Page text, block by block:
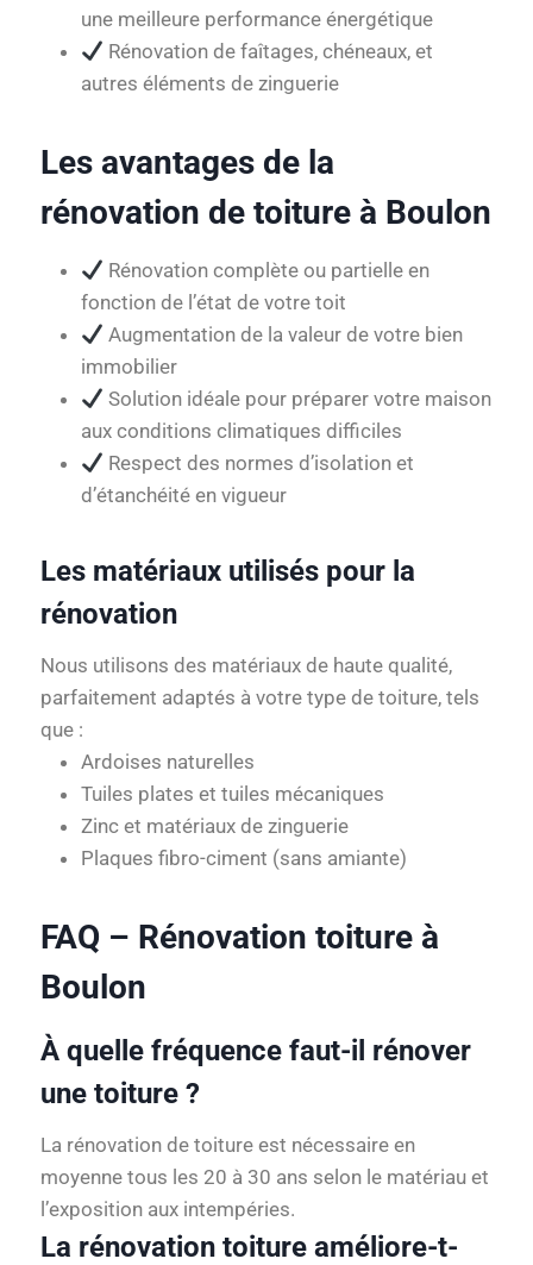
une meilleure performance énergétique
Rénovation de faîtages, chéneaux, et
autres éléments de zinguerie
Les avantages de la
rénovation de toiture à Boulon
Rénovation complète ou partielle en
fonction de l’état de votre toit
Augmentation de la valeur de votre bien
immobilier
Solution idéale pour préparer votre maison
aux conditions climatiques difficiles
Respect des normes d’isolation et
d’étanchéité en vigueur
Les matériaux utilisés pour la
rénovation
Nous utilisons des matériaux de haute qualité,
parfaitement adaptés à votre type de toiture, tels
que :
Ardoises naturelles
Tuiles plates et tuiles mécaniques
Zinc et matériaux de zinguerie
Plaques fibro-ciment (sans amiante)
FAQ – Rénovation toiture à
Boulon
À quelle fréquence faut-il rénover
une toiture ?
La rénovation de toiture est nécessaire en
moyenne tous les 20 à 30 ans selon le matériau et
l’exposition aux intempéries.
La rénovation toiture améliore-t-